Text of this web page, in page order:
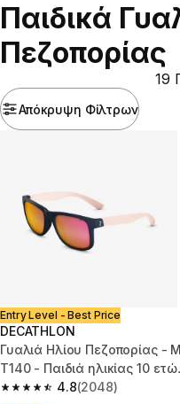
Παιδικά
Πεζοπορίας
Απόκρυψη Φίλτρων
19
Entry Level - Best Price
DECATHLON
Γυαλιά Ηλίου Πεζοπορίας -
T140 - Παιδιά ηλικίας 10
- Κατηγορίας 3 μπλε
4.8
4.8 out of 5 stars from 2048
(2048)